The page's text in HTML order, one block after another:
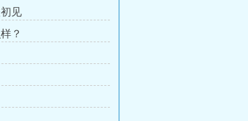
见
？